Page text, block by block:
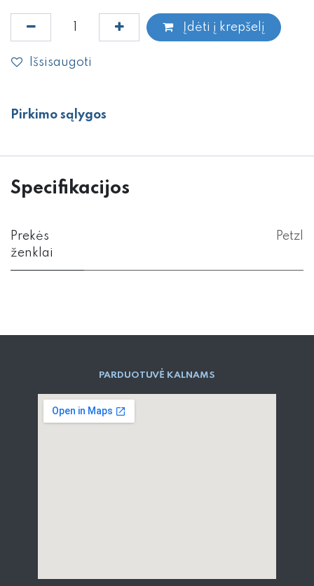
Įdėti į krepšelį
Išsisaugoti
Pirkimo sąlygos
Specifikacijos
Prekės
ženklai
Petzl
PARD​UOTUVĖ​ KALNAMS